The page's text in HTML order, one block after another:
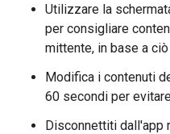
Utilizzare la
per consigliare
mittente, in base a
Modifica i contenuti
60 secondi per
Disconnettiti dall'app